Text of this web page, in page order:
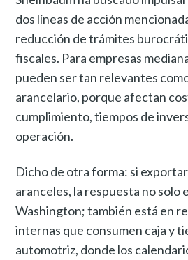
dos líneas de acción
reducción de trámites
fiscales. Para empresas
pueden ser tan relevantes
arancelario, porque afectan
cumplimiento, tiempos de
operación.
Dicho de otra forma: si
aranceles, la respuesta no solo
Washington; también está en
internas que consumen caja y
automotriz, donde los